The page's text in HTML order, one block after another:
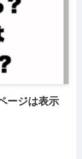
ージは表示